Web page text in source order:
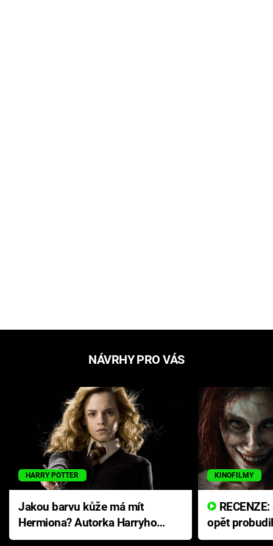
NÁVRHY PRO VÁS
HARRY POTTER
Jakou barvu kůže má mít
Hermiona? Autorka Harryho
Pottera přišla s ráznou
KINOFILMY
opět
přichází s